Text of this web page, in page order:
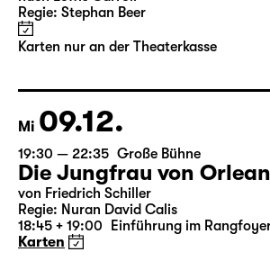
09:00 Große Bühne
Alice hinter den Spiegeln
von Stephan Beer und Georg Burger
Karten nur an der Theaterkasse
Mi 09.12.
19:30 — 22:35 Große Bühne
Die Jungfrau von Orleans